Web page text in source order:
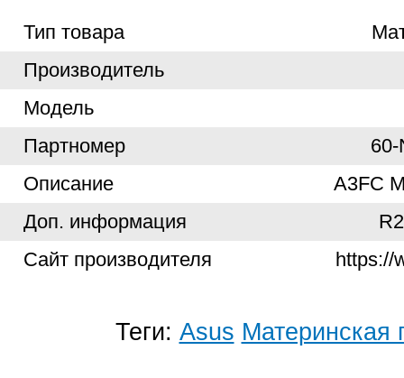
Тип товара
Производитель
Модель
Партномер
Описание
A3FC
Доп. информация
Cайт производителя
https://
Теги: Asus Материнская